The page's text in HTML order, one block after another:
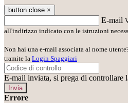
button close ×
E-mail
all'indirizzo indicato con le istruzioni
Non hai una e-mail associata al nome
tramite la Login Spaggiari
E-mail inviata, si prega di controllare
Errore